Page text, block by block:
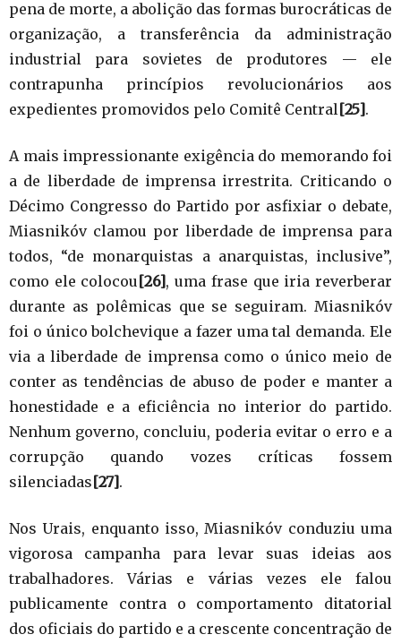
pena de morte, a abolição das formas burocráticas de
organização, a transferência da administração
industrial para sovietes de produtores — ele
contrapunha princípios revolucionários aos
expedientes promovidos pelo Comitê Central [25].
A mais impressionante exigência do memorando foi
a de liberdade de imprensa irrestrita. Criticando o
Décimo Congresso do Partido por asfixiar o debate,
Miasnikóv clamou por liberdade de imprensa para
todos, “de monarquistas a anarquistas, inclusive”,
como ele colocou [26], uma frase que iria reverberar
durante as polêmicas que se seguiram. Miasnikóv
foi o único bolchevique a fazer uma tal demanda. Ele
via a liberdade de imprensa como o único meio de
conter as tendências de abuso de poder e manter a
honestidade e a eficiência no interior do partido.
Nenhum governo, concluiu, poderia evitar o erro e a
corrupção quando vozes críticas fossem
silenciadas[27].
Nos Urais, enquanto isso, Miasnikóv conduziu uma
vigorosa campanha para levar suas ideias aos
trabalhadores. Várias e várias vezes ele falou
publicamente contra o comportamento ditatorial
dos oficiais do partido e a crescente concentração de